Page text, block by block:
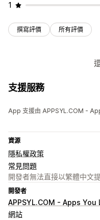
1
撰寫評價 所有評價
支援服務
App 支援由 APPSYL.COM -
資源
隱私權政策
常見問題
開發者無法直接以繁體中文
開發者
APPSYL.COM - Apps You
網站